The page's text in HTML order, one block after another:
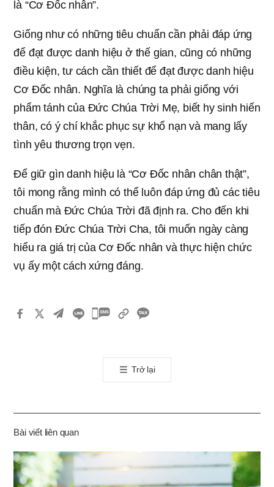
là “Cơ Đốc nhân”.
Giống như có những tiêu chuẩn cần phải đáp ứng
để đạt được danh hiệu ở thế gian, cũng có những
điều kiện, tư cách cần thiết để đạt được danh hiệu
Cơ Đốc nhân. Nghĩa là chúng ta phải giống với
phẩm tánh của Đức Chúa Trời Mẹ, biết hy sinh hiến
thân, có ý chí khắc phục sự khổ nạn và mang lấy
tình yêu thương trọn vẹn.
Để giữ gìn danh hiệu là “Cơ Đốc nhân chân thật”,
tôi mong rằng mình có thể luôn đáp ứng đủ các tiêu
chuẩn mà Đức Chúa Trời đã định ra. Cho đến khi
tiếp đón Đức Chúa Trời Cha, tôi muốn ngày càng
hiểu ra giá trị của Cơ Đốc nhân và thực hiện chức
vụ ấy một cách xứng đáng.
카
톡
공
기
Trở lại
Bài viết liên quan